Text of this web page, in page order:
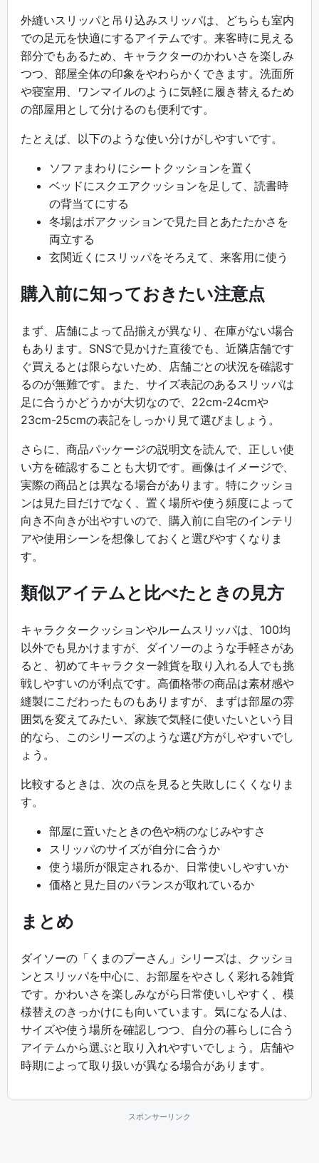
外縫いスリッパと吊り込みスリッパは、どちらも室内
での足元を快適にするアイテムです。来客時に見える
部分でもあるため、キャラクターのかわいさを楽しみ
つつ、部屋全体の印象をやわらかくできます。洗面所
や寝室用、ワンマイルのように気軽に履き替えるため
の部屋用として分けるのも便利です。
たとえば、以下のような使い分けがしやすいです。
ソファまわりにシートクッションを置く
ベッドにスクエアクッションを足して、読書時
の背当てにする
冬場はボアクッションで見た目とあたたかさを
両立する
玄関近くにスリッパをそろえて、来客用に使う
購入前に知っておきたい注意点
まず、店舗によって品揃えが異なり、在庫がない場合
もあります。SNSで見かけた直後でも、近隣店舗です
ぐ買えるとは限らないため、店舗ごとの状況を確認す
るのが無難です。また、サイズ表記のあるスリッパは
足に合うかどうかが大切なので、22cm-24cmや
23cm-25cmの表記をしっかり見て選びましょう。
さらに、商品パッケージの説明文を読んで、正しい使
い方を確認することも大切です。画像はイメージで、
実際の商品とは異なる場合があります。特にクッショ
ンは見た目だけでなく、置く場所や使う頻度によって
向き不向きが出やすいので、購入前に自宅のインテリ
アや使用シーンを想像しておくと選びやすくなりま
す。
類似アイテムと比べたときの見方
キャラクタークッションやルームスリッパは、100均
以外でも見かけますが、ダイソーのような手軽さがあ
ると、初めてキャラクター雑貨を取り入れる人でも挑
戦しやすいのが利点です。高価格帯の商品は素材感や
縫製にこだわったものもありますが、まずは部屋の雰
囲気を変えてみたい、家族で気軽に使いたいという目
的なら、このシリーズのような選び方がしやすいでし
ょう。
比較するときは、次の点を見ると失敗しにくくなりま
す。
部屋に置いたときの色や柄のなじみやすさ
スリッパのサイズが自分に合うか
使う場所が限定されるか、日常使いしやすいか
価格と見た目のバランスが取れているか
まとめ
ダイソーの「くまのプーさん」シリーズは、クッショ
ンとスリッパを中心に、お部屋をやさしく彩れる雑貨
です。かわいさを楽しみながら日常使いしやすく、模
様替えのきっかけにも向いています。気になる人は、
サイズや使う場所を確認しつつ、自分の暮らしに合う
アイテムから選ぶと取り入れやすいでしょう。店舗や
時期によって取り扱いが異なる場合があります。
スポンサーリンク